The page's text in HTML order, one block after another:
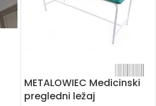
METALOWIEC Medicinski
pregledni ležaj